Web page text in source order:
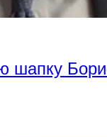
шапку